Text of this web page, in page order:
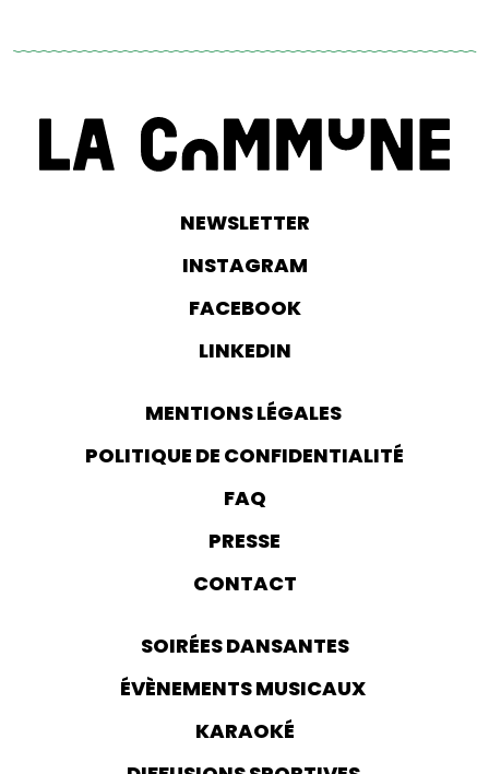
NEWSLETTER
INSTAGRAM
FACEBOOK
LINKEDIN
MENTIONS LÉGALES
POLITIQUE DE CONFIDENTIALITÉ
FAQ
PRESSE
CONTACT
SOIRÉES DANSANTES
ÉVÈNEMENTS MUSICAUX
KARAOKÉ